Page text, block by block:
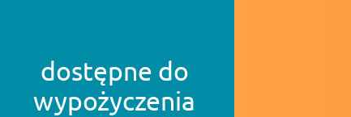
dostępne do
wypożyczenia